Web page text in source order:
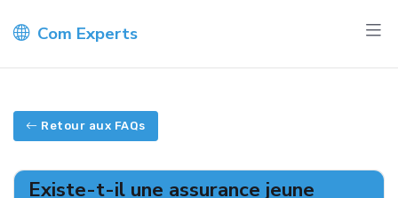
Com Experts
Retour aux FAQs
Existe-t-il une assurance jeune